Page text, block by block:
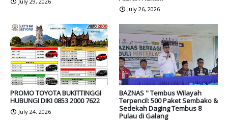
July 26, 2026
PROMO TOYOTA BUKITTINGGI
HUBUNGI DIKI 0853 2000 7622
July 24, 2026
BAZNAS " Tembus Wilayah
Terpencil: 500 Paket Sembako &
Sedekah Daging Tembus 8
Pulau di Galang